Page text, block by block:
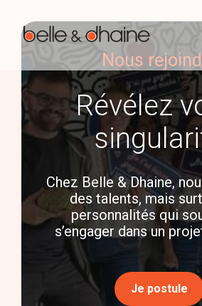
Aller
Créer et reprendre une activité
Gérer votre quotidien
Automobile
Restauration
Bâtiments
Profession de santé
TPE & Micro-entreprises
Immobilier
Nous
Révélez
Chez Belle & Dhaine,
des talents, mais
personnalités qui
s’engager dans un
Je postule